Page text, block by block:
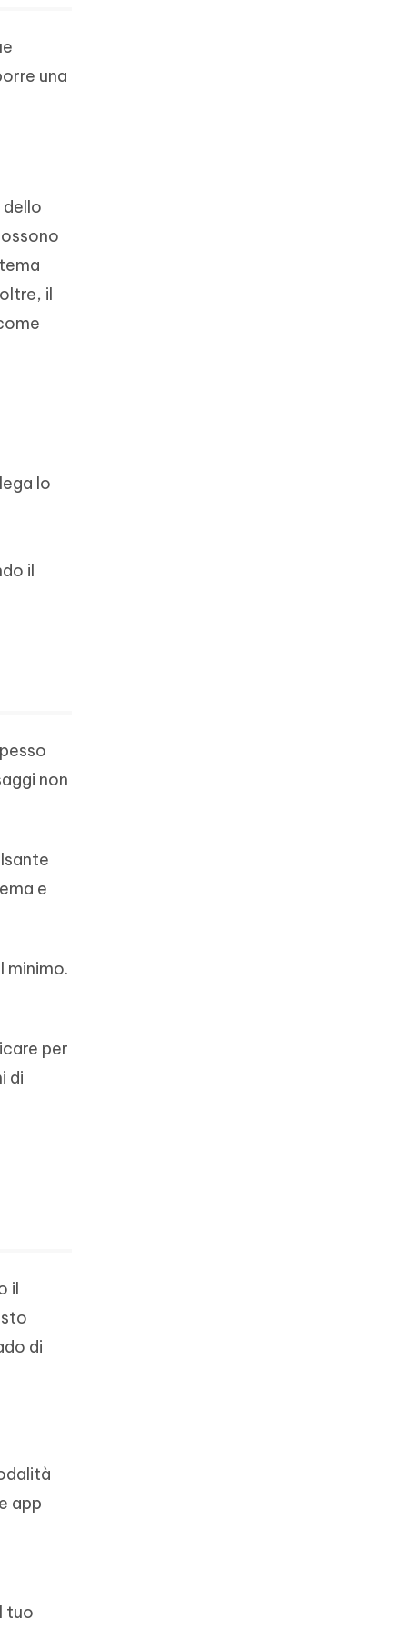
una
il
lo
il
non
e
minimo.
per
di
il
di
app
tuo